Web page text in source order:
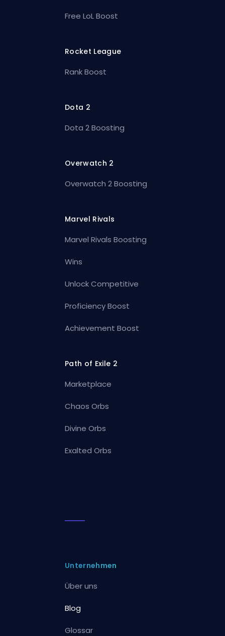
Free LoL Boost
Rocket League
Rank Boost
Dota 2
Dota 2 Boosting
Overwatch 2
Overwatch 2 Boosting
Marvel Rivals
Marvel Rivals Boosting
Wins
Unlock Competitive
Proficiency Boost
Achievement Boost
Path of Exile 2
Marketplace
Chaos Orbs
Divine Orbs
Exalted Orbs
Unternehmen
Über uns
Blog
Glossar